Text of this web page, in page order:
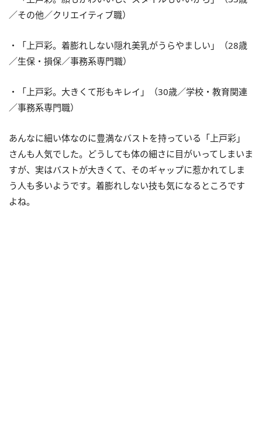
／その他／クリエイティブ職）
・「上戸彩。着膨れしない隠れ美乳がうらやましい」（28歳
／生保・損保／事務系専門職）
・「上戸彩。大きくて形もキレイ」（30歳／学校・教育関連
／事務系専門職）
あんなに細い体なのに豊満なバストを持っている「上戸彩」
さんも人気でした。どうしても体の細さに目がいってしまいま
すが、実はバストが大きくて、そのギャップに惹かれてしま
う人も多いようです。着膨れしない技も気になるところです
よね。